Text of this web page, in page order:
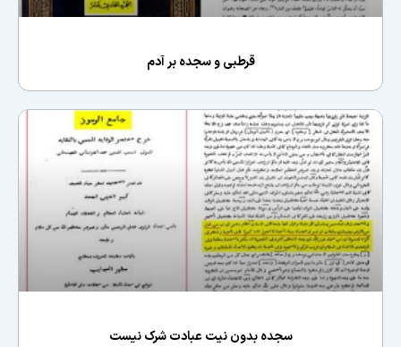
قرطبی و سجده بر آدم
سجده بدون نیت عبادت شرک نیست